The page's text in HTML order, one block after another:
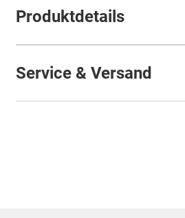
Produktdetails
Service & Versand